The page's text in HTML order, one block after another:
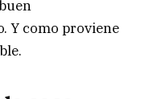
Y como proviene